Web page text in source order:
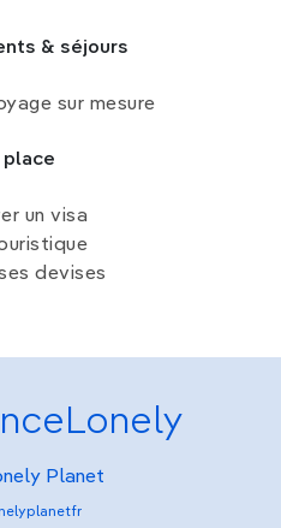
& séjours
sur mesure
place
un visa
devises
Planet